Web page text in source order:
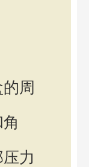
周
力